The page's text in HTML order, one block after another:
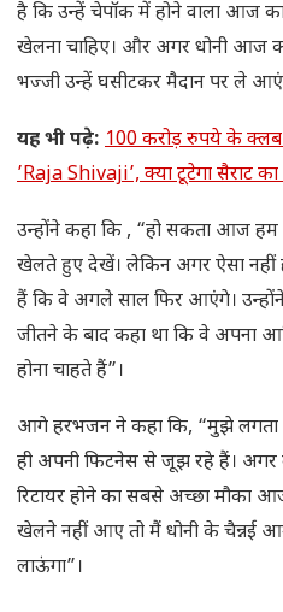
है कि उन्हें चेपॉक में होने वाला आज
खेलना चाहिए। और अगर धोनी आज
भज्जी उन्हें घसीटकर मैदान पर ले
यह भी पढ़े: 100 करोड़ रुपये के क्लब
’Raja Shivaji’, क्या टूटेगा सैराट का
उन्होंने कहा कि , “हो सकता आज हम
खेलते हुए देखें। लेकिन अगर ऐसा नहीं
हैं कि वे अगले साल फिर आएंगे।
जीतने के बाद कहा था कि वे अपना
होना चाहते हैं”।
आगे हरभजन ने कहा कि, “मुझे
ही अपनी फिटनेस से जूझ रहे हैं। अगर
रिटायर होने का सबसे अच्छा मौका
खेलने नहीं आए तो मैं धोनी के चैन्नई
लाऊंगा”।